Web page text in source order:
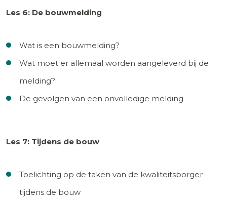
Les 6: De bouwmelding
Wat is een bouwmelding?
Wat moet er allemaal worden aangeleverd bij de
melding?
De gevolgen van een onvolledige melding
Les 7: Tijdens de bouw
Toelichting op de taken van de kwaliteitsborger
tijdens de bouw